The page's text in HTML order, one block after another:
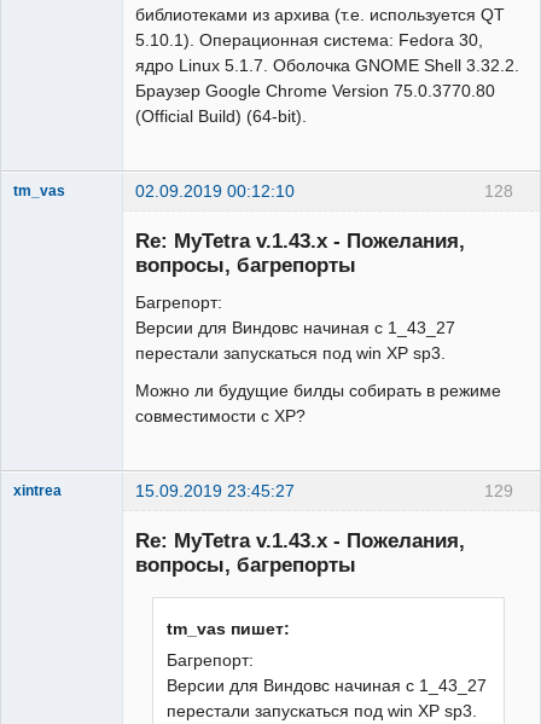
библиотеками из архива (т.е. используется QT
5.10.1). Операционная система: Fedora 30,
ядро Linux 5.1.7. Оболочка GNOME Shell 3.32.2.
Браузер Google Chrome Version 75.0.3770.80
(Official Build) (64-bit).
128
tm_vas 02.09.2019 00:12:10
Re: MyTetra v.1.43.x - Пожелания,
вопросы, багрепорты
Багрепорт:
Версии для Виндовс начиная с 1_43_27
перестали запускаться под win XP sp3.
Можно ли будущие билды собирать в режиме
совместимости с XP?
129
xintrea 15.09.2019 23:45:27
Re: MyTetra v.1.43.x - Пожелания,
вопросы, багрепорты
tm_vas пишет:
Багрепорт:
Версии для Виндовс начиная с 1_43_27
перестали запускаться под win XP sp3.